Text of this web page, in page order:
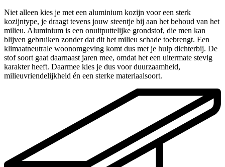
Niet alleen kies je met een aluminium kozijn voor een sterk
kozijntype, je draagt tevens jouw steentje bij aan het behoud van het
milieu. Aluminium is een onuitputtelijke grondstof, die men kan
blijven gebruiken zonder dat dit het milieu schade toebrengt. Een
klimaatneutrale woonomgeving komt dus met je hulp dichterbij. De
stof soort gaat daarnaast jaren mee, omdat het een uitermate stevig
karakter heeft. Daarmee kies je dus voor duurzaamheid,
milieuvriendelijkheid én een sterke materiaalsoort.